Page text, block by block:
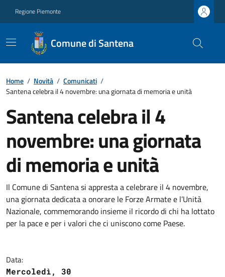
Regione Piemonte
Comune di Santena
Home / Novità / Comunicati /
Santena celebra il 4 novembre: una giornata di memoria e unità
Santena celebra il 4
novembre: una giornata
di memoria e unità
Il Comune di Santena si appresta a celebrare il 4 novembre,
una giornata dedicata a onorare le Forze Armate e l’Unità
Nazionale, commemorando insieme il ricordo di chi ha lottato
per la pace e per i valori che ci uniscono come Paese.
Data:
Mercoledì, 30